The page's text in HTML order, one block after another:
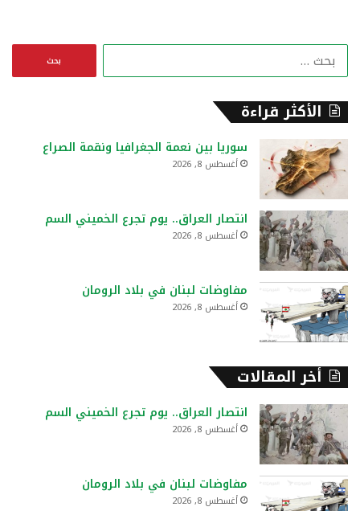
ن
الأكثر قراءة
سوريا بين نعمة الجغرافيا ونقمة الصراع
أغسطس 8, 2026
انتصار العراق.. يوم تجرع الخميني السم
أغسطس 8, 2026
مفاوضات لبنان في بلاد الرومان
أغسطس 8, 2026
أخر المقالات
انتصار العراق.. يوم تجرع الخميني السم
أغسطس 8, 2026
مفاوضات لبنان في بلاد الرومان
أغسطس 8, 2026